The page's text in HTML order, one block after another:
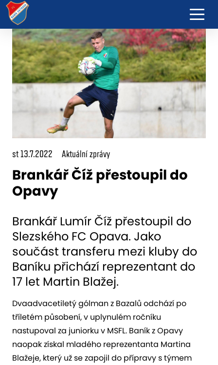
st 13.7.2022 Aktuální zprávy
Brankář Číž přestoupil do
Opavy
Brankář Lumír Číž přestoupil do
Slezského FC Opava. Jako
součást transferu mezi kluby do
Baníku přichází reprezentant do
17 let Martin Blažej.
Dvaadvacetiletý gólman z Bazalů odchází po
tříletém působení, v uplynulém ročníku
nastupoval za juniorku v MSFL. Baník z Opavy
naopak získal mladého reprezentanta Martina
Blažeje, který už se zapojil do přípravy s týmem